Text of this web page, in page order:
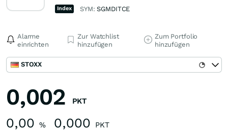
Index SYM:SGMDITCE
Alarme
einrichten
Zur Watchlist
hinzufügen
Zum Portfolio
hinzufügen
STOXX
0,002 PKT
0,00 % 0,000 PKT